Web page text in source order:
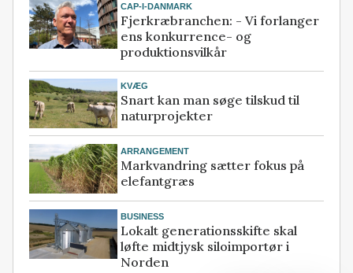
CAP-I-DANMARK
Fjerkræbranchen: - Vi forlanger
ens konkurrence- og
produktionsvilkår
KVÆG
Snart kan man søge tilskud til
naturprojekter
ARRANGEMENT
Markvandring sætter fokus på
elefantgræs
BUSINESS
Lokalt generationsskifte skal
løfte midtjysk siloimportør i
Norden